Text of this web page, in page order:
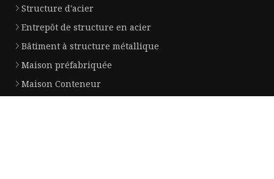
Structure d'acier
Entrepôt de structure en acier
Bâtiment à structure métallique
Maison préfabriquée
Maison Conteneur